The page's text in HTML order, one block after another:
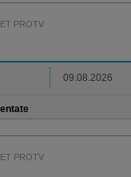
PROTV
09.08.2026
PROTV